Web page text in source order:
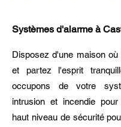
Systèmes d'alarme à
Disposez d'une maison
et partez l'esprit
occupons de votre
intrusion et incendie
haut niveau de sécurité